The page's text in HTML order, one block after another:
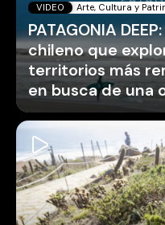
VIDEO Arte, Cultura y
PATAGONIA
chileno que
territorios más
en busca de una